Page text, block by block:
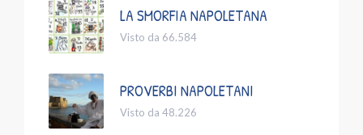
LA SMORFIA NAPOLETANA
Visto da 66.584
PROVERBI NAPOLETANI
Visto da 48.226